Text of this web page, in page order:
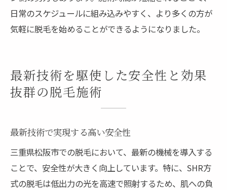
日常のスケジュールに組み込みやすく、より多くの方が
気軽に脱毛を始めることができるようになりました。
最新技術を駆使した安全性と効果
抜群の脱毛施術
最新技術で実現する高い安全性
三重県松阪市での脱毛において、最新の機械を導入する
ことで、安全性が大きく向上しています。特に、SHR方
式の脱毛は低出力の光を高速で照射するため、肌への負